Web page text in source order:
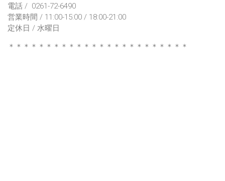
電話 / 0261-72-6490
営業時間 / 11:00-15:00 / 18:00-21:00
定休日 / 水曜日
＊＊＊＊＊＊＊＊＊＊＊＊＊＊＊＊＊＊＊＊＊＊＊＊